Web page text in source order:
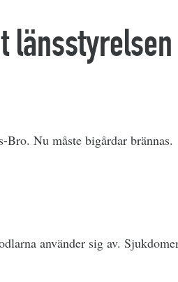
länsstyrelsen
Nu måste bigårdar brännas.
använder sig av.